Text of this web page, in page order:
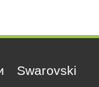
Swarovski